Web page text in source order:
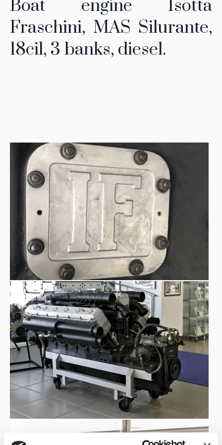
Boat engine Isotta
Fraschini, MAS Silurante,
18cil, 3 banks, diesel.